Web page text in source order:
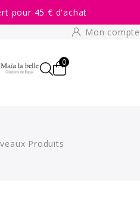
pour 45 € d'achat
Mon compte
0
Produits